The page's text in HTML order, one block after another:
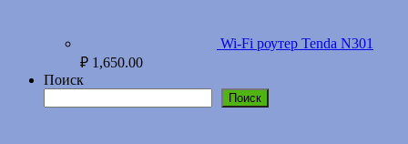
Wi-Fi роутер Tenda N301
₽ 1,650.00
Поиск
Поиск